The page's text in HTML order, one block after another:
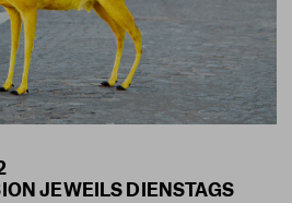
JEWEILS DIENSTAGS